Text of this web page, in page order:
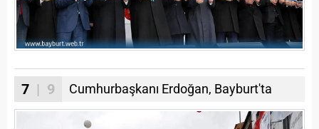
7 | 9 Cumhurbaşkanı Erdoğan, Bayburt'ta